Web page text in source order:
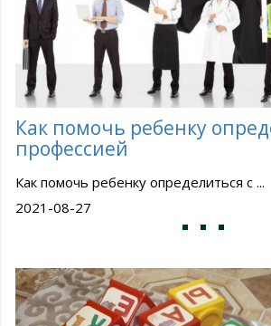
Как помочь ребенку
профессией
Как помочь ребенку определиться с ...
2021-08-27